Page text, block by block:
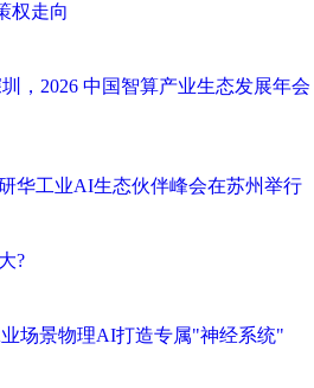
权走向
，2026 中国智算产业生态发展年会
华工业AI生态伙伴峰会在苏州举行
?
场景物理AI打造专属"神经系统"